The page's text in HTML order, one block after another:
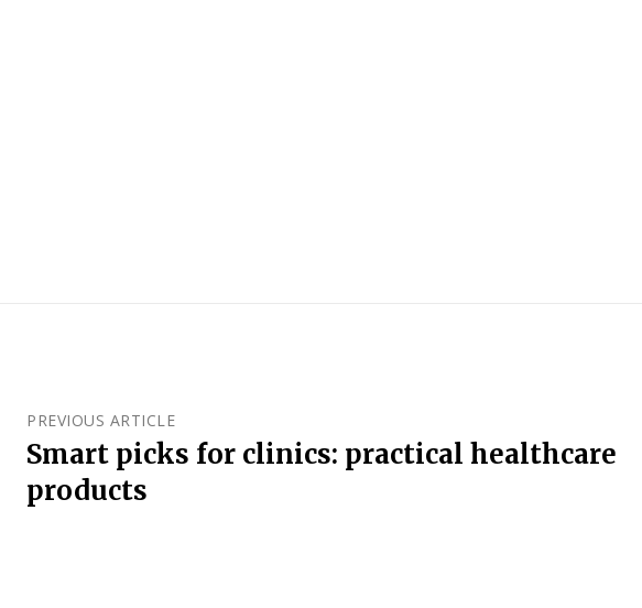
PREVIOUS ARTICLE
Smart picks for clinics: practical healthcare
products